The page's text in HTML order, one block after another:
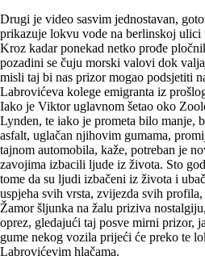
Drugi je video sasvim jednostavan,
prikazuje lokvu vode na berlinskoj ulici
Kroz kadar ponekad netko prođe
pozadini se čuju morski valovi dok
misli taj bi nas prizor mogao podsjetiti
Labrovićeva kolege emigranta iz
Iako je Viktor uglavnom šetao oko
Lynden, te iako je prometa bilo manje,
asfalt, uglačan njihovim gumama,
tajnom automobila, kaže, potreban je
zavojima izbacili ljude iz života. Sto
tome da su ljudi izbačeni iz života i
uspjeha svih vrsta, zvijezda svih
Žamor šljunka na žalu priziva
oprez, gledajući taj posve mirni prizor,
gume nekog vozila prijeći će preko te
Labrovićevim hlačama.